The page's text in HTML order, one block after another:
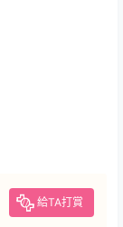
給TA打賞